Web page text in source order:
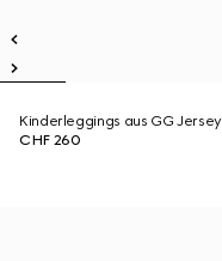
Kinderleggings aus GG Jersey
CHF 260